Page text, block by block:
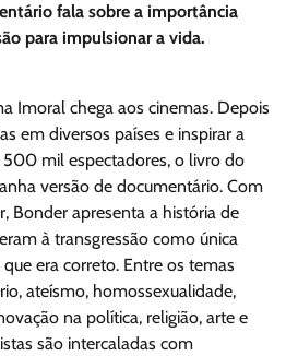
fala sobre a importância
para impulsionar a vida.
Imoral chega aos cinemas. Depois
em diversos países e inspirar a
mil espectadores, o livro do
versão de documentário. Com
Bonder apresenta a história de
à transgressão como única
era correto. Entre os temas
ateísmo, homossexualidade,
na política, religião, arte e
são intercaladas com